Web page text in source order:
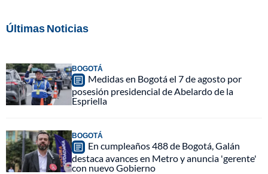
Últimas Noticias
BOGOTÁ
Medidas en Bogotá el 7 de agosto por
posesión presidencial de Abelardo de la
Espriella
BOGOTÁ
En cumpleaños 488 de Bogotá, Galán
destaca avances en Metro y anuncia 'gerente'
con nuevo Gobierno